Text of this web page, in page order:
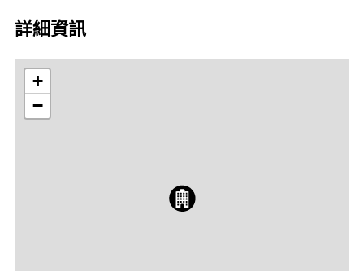
詳細資訊
+
−